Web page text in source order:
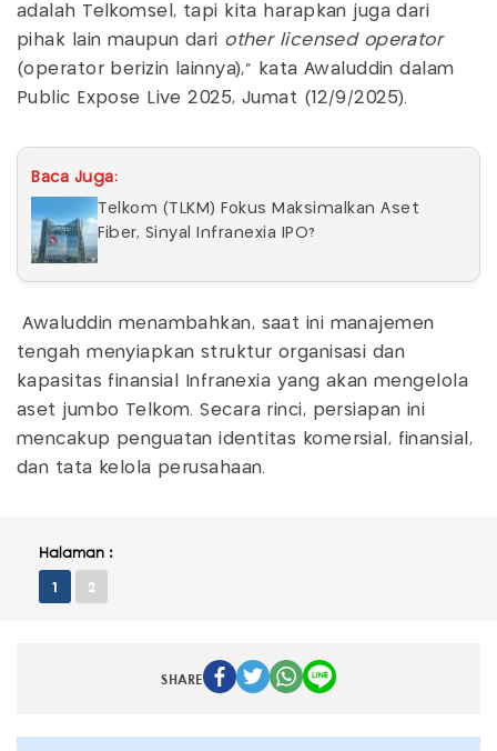
adalah Telkomsel, tapi kita harapkan juga dari
pihak lain maupun dari other licensed operator
(operator berizin lainnya)," kata Awaluddin dalam
Public Expose Live 2025, Jumat (12/9/2025).
Baca Juga:
Telkom (TLKM) Fokus Maksimalkan Aset
Fiber, Sinyal Infranexia IPO?
Awaluddin menambahkan, saat ini manajemen
tengah menyiapkan struktur organisasi dan
kapasitas finansial Infranexia yang akan mengelola
aset jumbo Telkom. Secara rinci, persiapan ini
mencakup penguatan identitas komersial, finansial,
dan tata kelola perusahaan.
Halaman :
1 2
SHARE